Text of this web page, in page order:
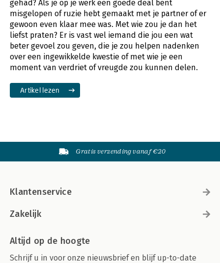
gehad? Als je op je werk een goede deal bent
misgelopen of ruzie hebt gemaakt met je partner of er
gewoon even klaar mee was. Met wie zou je dan het
liefst praten? Er is vast wel iemand die jou een wat
beter gevoel zou geven, die je zou helpen nadenken
over een ingewikkelde kwestie of met wie je een
moment van verdriet of vreugde zou kunnen delen.
Artikel lezen
Gratis verzending vanaf €20
Klantenservice
Zakelijk
Altijd op de hoogte
Schrijf u in voor onze nieuwsbrief en blijf up-to-date